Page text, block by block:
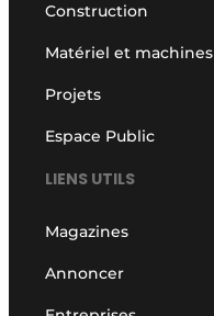
Construction
Matériel et machines
Projets
Espace Public
LIENS UTILS
Magazines
Annoncer